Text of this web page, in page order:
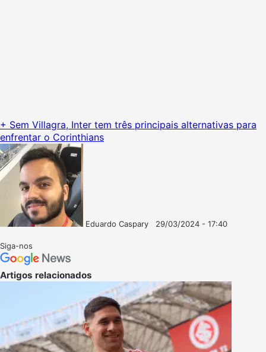
+ Sem Villagra, Inter tem três principais alternativas para
enfrentar o Corinthians
Eduardo Caspary
29/03/2024 - 17:40
Siga-nos
Artigos relacionados